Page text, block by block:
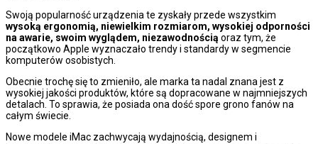
Swoją popularność urządzenia te zyskały przede wszystkim
wysoką ergonomią, niewielkim rozmiarom, wysokiej odporności
na awarie, swoim wyglądem, niezawodnością oraz tym, że
początkowo Apple wyznaczało trendy i standardy w segmencie
komputerów osobistych.
Obecnie trochę się to zmieniło, ale marka ta nadal znana jest z
wysokiej jakości produktów, które są dopracowane w najmniejszych
detalach. To sprawia, że posiada ona dość spore grono fanów na
całym świecie.
Nowe modele iMac zachwycają wydajnością, designem i